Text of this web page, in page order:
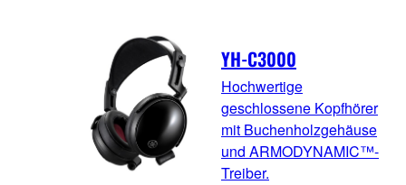
YH-C3000
Hochwertige
geschlossene Kopfhörer
mit Buchenholzgehäuse
und ARMODYNAMIC™-
Treiber.